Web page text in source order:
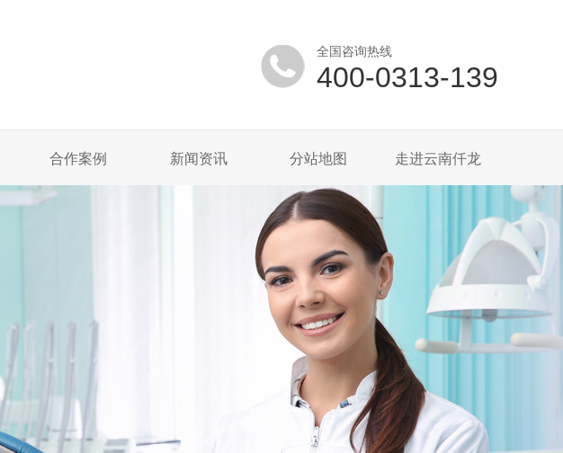
全国咨询热线
400-0313-139
合作案例 新闻资讯 分站地图 走进云南仟龙